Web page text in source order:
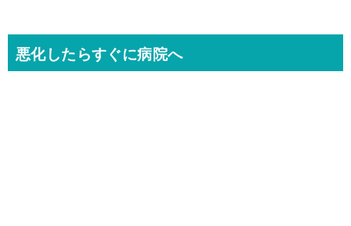
悪化したらすぐに病院へ